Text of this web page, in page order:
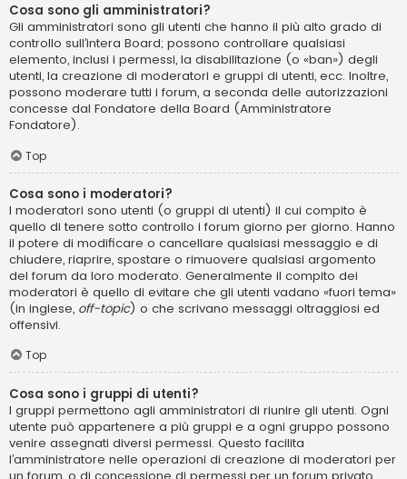
Cosa sono gli amministratori?
Gli amministratori sono gli utenti che hanno il più alto grado di
controllo sull’intera Board; possono controllare qualsiasi
elemento, inclusi i permessi, la disabilitazione (o «ban») degli
utenti, la creazione di moderatori e gruppi di utenti, ecc. Inoltre,
possono moderare tutti i forum, a seconda delle autorizzazioni
concesse dal Fondatore della Board (Amministratore
Fondatore).
Top
Cosa sono i moderatori?
I moderatori sono utenti (o gruppi di utenti) il cui compito è
quello di tenere sotto controllo i forum giorno per giorno. Hanno
il potere di modificare o cancellare qualsiasi messaggio e di
chiudere, riaprire, spostare o rimuovere qualsiasi argomento
del forum da loro moderato. Generalmente il compito dei
moderatori è quello di evitare che gli utenti vadano «fuori tema»
(in inglese, off-topic) o che scrivano messaggi oltraggiosi ed
offensivi.
Top
Cosa sono i gruppi di utenti?
I gruppi permettono agli amministratori di riunire gli utenti. Ogni
utente può appartenere a più gruppi e a ogni gruppo possono
venire assegnati diversi permessi. Questo facilita
l’amministratore nelle operazioni di creazione di moderatori per
un forum, o di concessione di permessi per un forum privato,